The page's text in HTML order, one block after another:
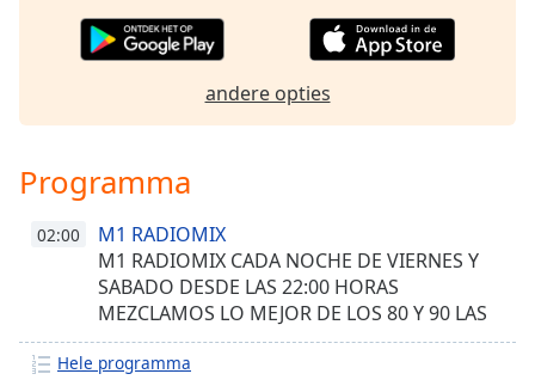
dialog
window.
andere opties
Programma
02:00
M1 RADIOMIX
M1 RADIOMIX CADA NOCHE DE VIERNES Y
SABADO DESDE LAS 22:00 HORAS
MEZCLAMOS LO MEJOR DE LOS 80 Y 90 LAS
MEJORES MEZCLAS Y PASADAS JUNTO
DJ.MARCELO
Hele programma